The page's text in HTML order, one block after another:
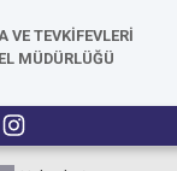
VE TEVKİFEVLERİ
MÜDÜRLÜĞÜ